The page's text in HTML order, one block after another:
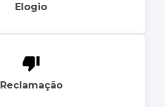
Elogio
Reclamação